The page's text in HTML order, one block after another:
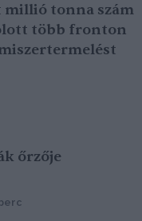
millió tonna szám
több fronton
őrzője